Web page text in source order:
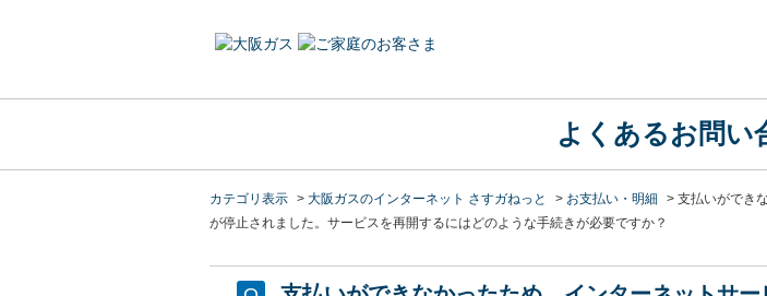
よくあるお問い
カテゴリ表示 > 大阪ガスのインターネット さすガねっと > お支払い・明細 > 支払いができ
が停止されました。サービスを再開するにはどのような手続きが必要ですか？